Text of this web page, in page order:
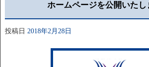
ホームページを公開いたし
投稿日 2018年2月28日